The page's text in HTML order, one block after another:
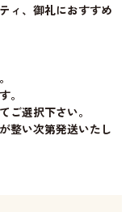
ィ、御礼におすすめ
。
選択下さい。
整い次第発送いたし